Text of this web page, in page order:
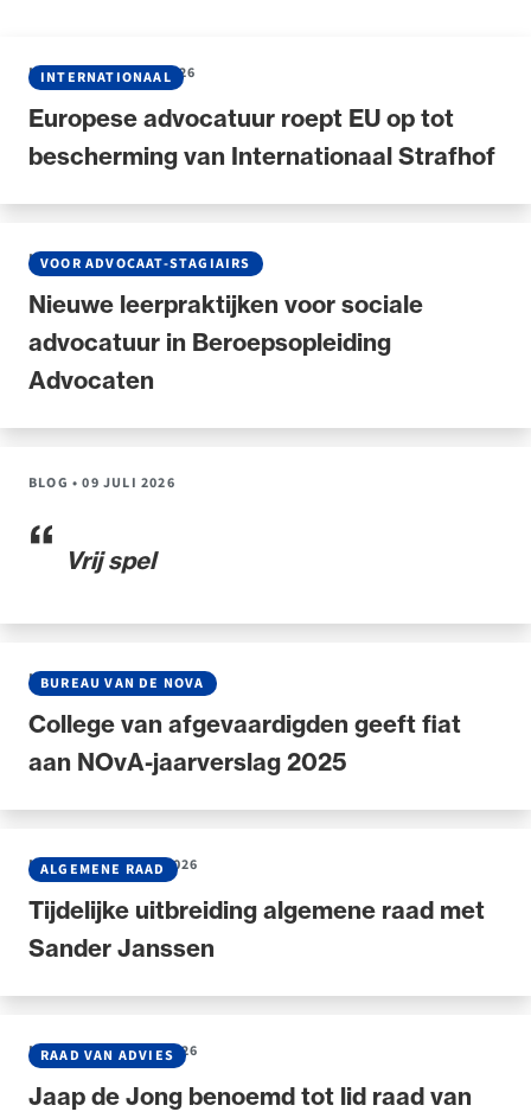
Europese advocatuur roept EU op tot
bescherming van Internationaal Strafhof
INTERNATIONAAL
NIEUWS•22 JULI 2026
Nieuwe leerpraktijken voor sociale
advocatuur in Beroepsopleiding
Advocaten
VOOR ADVOCAAT-STAGIAIRS
NIEUWS•20 JULI 2026
Vrij spel
BLOG • 09 JULI 2026
College van afgevaardigden geeft fiat
aan NOvA-jaarverslag 2025
BUREAU VAN DE NOVA
NIEUWS• 30 JUNI 2026
Tijdelijke uitbreiding algemene raad met
Sander Janssen
ALGEMENE RAAD
NIEUWS• 30 JUNI 2026
Jaap de Jong benoemd tot lid raad van
RAAD VAN ADVIES
NIEUWS• 30 JUNI 2026